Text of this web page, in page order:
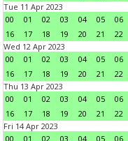
Tue 11 Apr 2023
00
01 02 03 04 05 06
16
17 18 19 20 21 22
Wed 12 Apr 2023
00
01 02 03 04 05 06
16
17 18 19 20 21 22
Thu 13 Apr 2023
00
01 02 03 04 05 06
16
17 18 19 20 21 22
Fri 14 Apr 2023
00
01 02 03 04 05 06